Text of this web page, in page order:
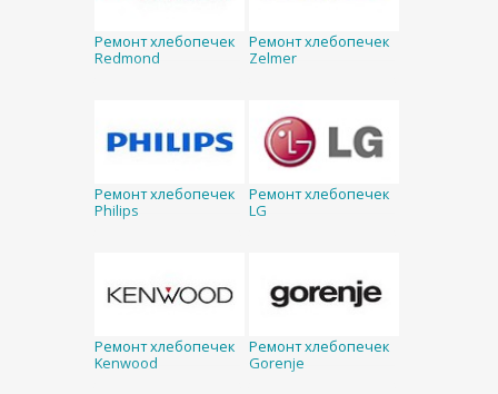
Ремонт хлебопечек
Redmond
Ремонт хлебопечек
Zelmer
Ремонт хлебопечек
Philips
Ремонт хлебопечек
LG
Ремонт хлебопечек
Kenwood
Ремонт хлебопечек
Gorenje